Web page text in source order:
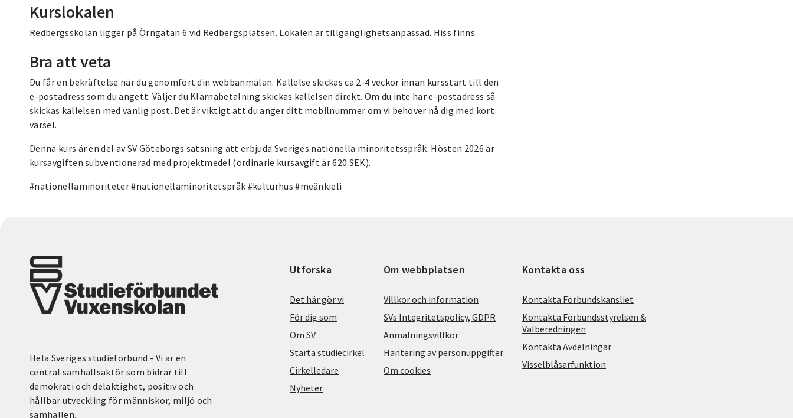
Kurslokalen
Redbergsskolan ligger på Örngatan 6 vid Redbergsplatsen. Lokalen är tillgänglighetsanpassad. Hiss finns.
Bra att veta
Du får en bekräftelse när du genomfört din webbanmälan. Kallelse skickas ca 2-4 veckor innan kursstart till den
e-postadress som du angett. Väljer du Klarnabetalning skickas kallelsen direkt. Om du inte har e-postadress så
skickas kallelsen med vanlig post. Det är viktigt att du anger ditt mobilnummer om vi behöver nå dig med kort
varsel.
Denna kurs är en del av SV Göteborgs satsning att erbjuda Sveriges nationella minoritetsspråk. Hösten 2026 är
kursavgiften subventionerad med projektmedel (ordinarie kursavgift är 620 SEK).
#nationellaminoriteter #nationellaminoritetspråk #kulturhus #meänkieli
Hela Sveriges studieförbund - Vi är en
central samhällsaktör som bidrar till
demokrati och delaktighet, positiv och
hållbar utveckling för människor, miljö och
samhällen.
Utforska
Det här gör vi
För dig som
Om SV
Starta studiecirkel
Cirkelledare
Nyheter
Om webbplatsen
Villkor och information
SVs Integritetspolicy, GDPR
Anmälningsvillkor
Hantering av personuppgifter
Om cookies
Kontakta oss
Kontakta Förbundskansliet
Kontakta Förbundsstyrelsen &
Valberedningen
Kontakta Avdelningar
Visselblåsarfunktion